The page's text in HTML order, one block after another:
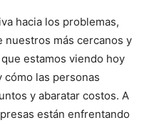
hacia los problemas,
nuestros más cercanos y
estamos viendo hoy
las personas
y abaratar costos. A
están enfrentando